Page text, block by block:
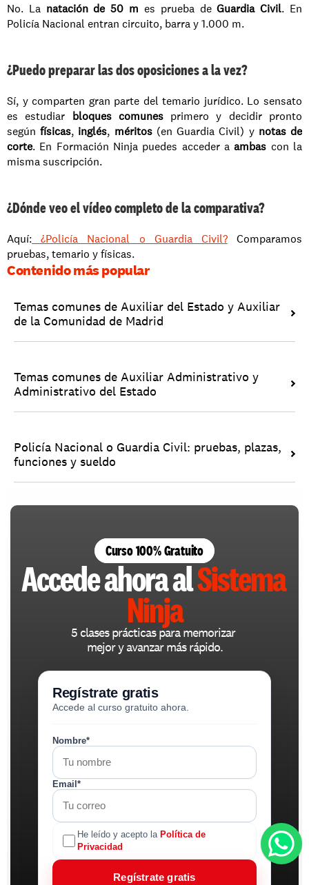
No. La natación de 50 m es prueba de Guardia Civil. En
Policía Nacional entran circuito, barra y 1.000 m.
¿Puedo preparar las dos oposiciones a la vez?
Sí, y comparten gran parte del temario jurídico. Lo sensato
es estudiar bloques comunes primero y decidir pronto
según físicas, inglés, méritos (en Guardia Civil) y notas de
corte. En Formación Ninja puedes acceder a ambas con la
misma suscripción.
¿Dónde veo el vídeo completo de la comparativa?
Aquí: ¿Policía Nacional o Guardia Civil? Comparamos
pruebas, temario y físicas.
Contenido más popular
Temas comunes de Auxiliar del Estado y Auxiliar
de la Comunidad de Madrid
Temas comunes de Auxiliar Administrativo y
Administrativo del Estado
Policía Nacional o Guardia Civil: pruebas, plazas,
funciones y sueldo
Curso 100% Gratuito
Accede ahora al Sistema
Ninja
5 clases prácticas para memorizar
mejor y avanzar más rápido.
Regístrate gratis
Accede al curso gratuito ahora.
Nombre*
Email*
He leído y acepto la Política de
Privacidad
Regístrate gratis